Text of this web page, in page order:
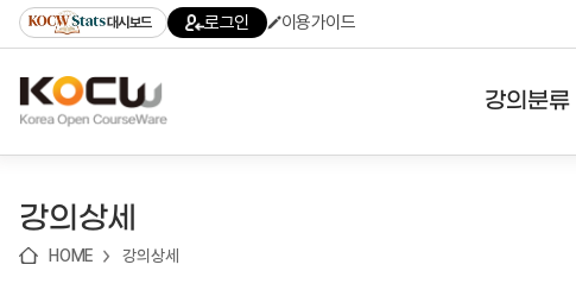
기
기
기
content)
가
대시보드 로그인 이용가이드
강의분류
강의상세
HOME 강의상세